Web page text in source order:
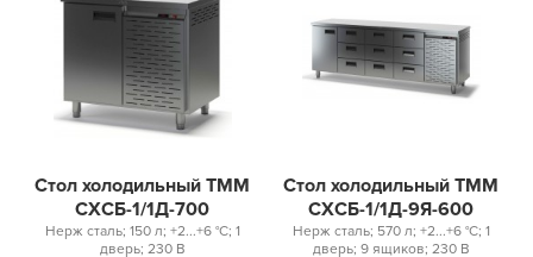
Стол холодильный ТММ
СХСБ-1/1Д-700
Нерж сталь; 150 л; +2...+6 °С; 1
дверь; 230 В
Стол холодильный ТММ
СХСБ-1/1Д-9Я-600
Нерж сталь; 570 л; +2...+6 °С; 1
дверь; 9 ящиков; 230 В